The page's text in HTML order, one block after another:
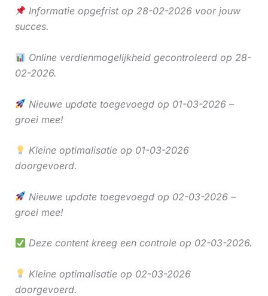
Informatie opgefrist op 28-02-2026 voor jouw
succes.
Online verdienmogelijkheid gecontroleerd op 28-
02-2026.
Nieuwe update toegevoegd op 01-03-2026 –
groei mee!
Kleine optimalisatie op 01-03-2026
doorgevoerd.
Nieuwe update toegevoegd op 02-03-2026 –
groei mee!
Deze content kreeg een controle op 02-03-2026.
Kleine optimalisatie op 02-03-2026
doorgevoerd.